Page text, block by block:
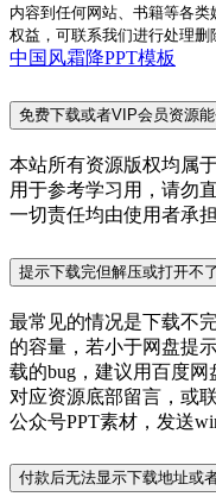
内容到任何网站、书籍等各
权益，可联系我们进行处理删
中国风霜降PPT模板
免费下载或者VIP会员资源
本站所有资源版权均属
用于参考学习用，请勿
一切责任均由使用者承
提示下载完但解压或打开不
最常见的情况是下载不
的容量，若小于网盘提
载的bug，建议用百度
对应资源底部留言，或
公众号PPT素材，发送
付款后无法显示下载地址或